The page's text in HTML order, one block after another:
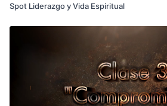
Spot Liderazgo y Vida Espiritual